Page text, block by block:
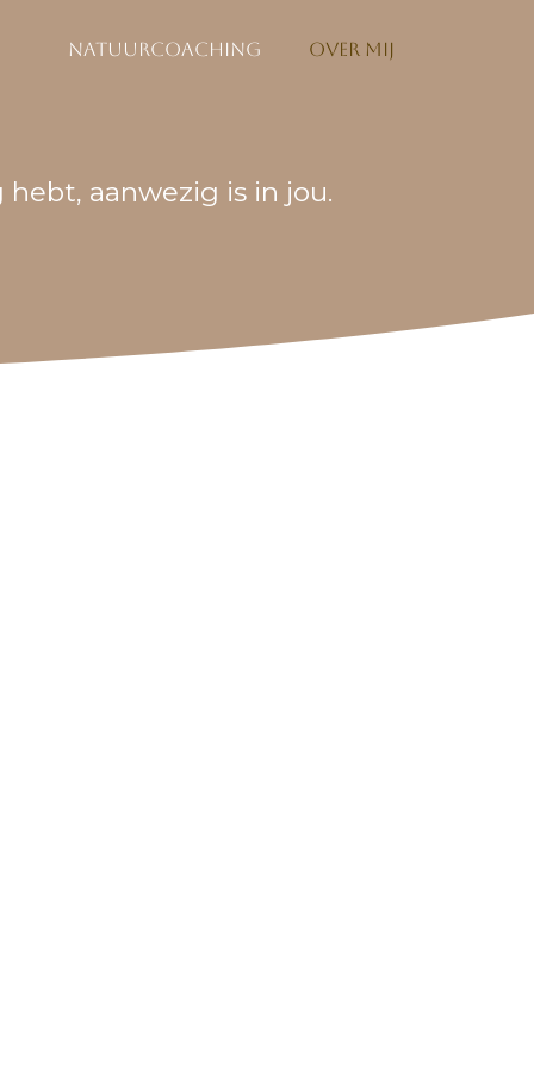
Natuurcoaching Over mij
aanwezig is in jou.